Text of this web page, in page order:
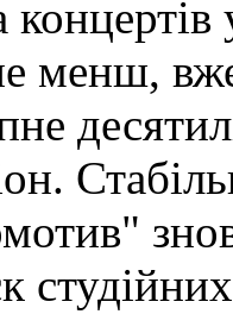
менш,